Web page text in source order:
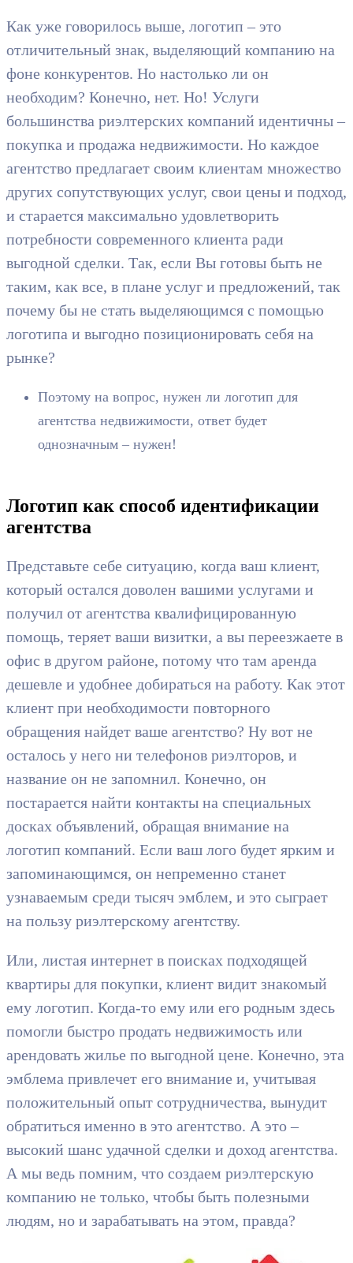
Как уже говорилось выше, логотип – это
отличительный знак, выделяющий компанию на
фоне конкурентов. Но настолько ли он
необходим? Конечно, нет. Но! Услуги
большинства риэлтерских компаний идентичны –
покупка и продажа недвижимости. Но каждое
агентство предлагает своим клиентам множество
других сопутствующих услуг, свои цены и подход,
и старается максимально удовлетворить
потребности современного клиента ради
выгодной сделки. Так, если Вы готовы быть не
таким, как все, в плане услуг и предложений, так
почему бы не стать выделяющимся с помощью
логотипа и выгодно позиционировать себя на
рынке?
Поэтому на вопрос, нужен ли логотип для
агентства недвижимости, ответ будет
однозначным – нужен!
Логотип как способ идентификации
агентства
Представьте себе ситуацию, когда ваш клиент,
который остался доволен вашими услугами и
получил от агентства квалифицированную
помощь, теряет ваши визитки, а вы переезжаете в
офис в другом районе, потому что там аренда
дешевле и удобнее добираться на работу. Как этот
клиент при необходимости повторного
обращения найдет ваше агентство? Ну вот не
осталось у него ни телефонов риэлторов, и
название он не запомнил. Конечно, он
постарается найти контакты на специальных
досках объявлений, обращая внимание на
логотип компаний. Если ваш лого будет ярким и
запоминающимся, он непременно станет
узнаваемым среди тысяч эмблем, и это сыграет
на пользу риэлтерскому агентству.
Или, листая интернет в поисках подходящей
квартиры для покупки, клиент видит знакомый
ему логотип. Когда-то ему или его родным здесь
помогли быстро продать недвижимость или
арендовать жилье по выгодной цене. Конечно, эта
эмблема привлечет его внимание и, учитывая
положительный опыт сотрудничества, вынудит
обратиться именно в это агентство. А это –
высокий шанс удачной сделки и доход агентства.
А мы ведь помним, что создаем риэлтерскую
компанию не только, чтобы быть полезными
людям, но и зарабатывать на этом, правда?